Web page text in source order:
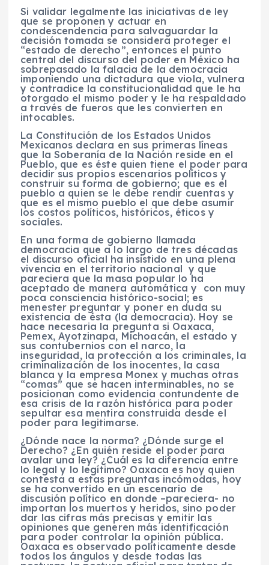
Si validar legalmente las iniciativas de ley
que se proponen y actuar en
condescendencia para salvaguardar la
decisión tomada se considera proteger el
“estado de derecho”, entonces el punto
central del discurso del poder en México ha
sobrepasado la falacia de la democracia
imponiendo una dictadura que viola, vulnera
y contradice la constitucionalidad que le ha
otorgado el mismo poder y le ha respaldado
a través de fueros que les convierten en
intocables.
La Constitución de los Estados Unidos
Mexicanos declara en sus primeras líneas
que la Soberanía de la Nación reside en el
Pueblo, que es éste quien tiene el poder para
decidir sus propios escenarios políticos y
construir su forma de gobierno; que es el
pueblo a quien se le debe rendir cuentas y
que es el mismo pueblo el que debe asumir
los costos políticos, históricos, éticos y
sociales.
En una forma de gobierno llamada
democracia que a lo largo de tres décadas
el discurso oficial ha insistido en una plena
vivencia en el territorio nacional y que
pareciera que la masa popular lo ha
aceptado de manera automática y con muy
poca consciencia histórico-social; es
menester preguntar y poner en duda su
existencia de ésta (la democracia). Hoy se
hace necesaria la pregunta si Oaxaca,
Pemex, Ayotzinapa, Michoacán, el estado y
sus contubernios con el narco, la
inseguridad, la protección a los criminales, la
criminalización de los inocentes, la casa
blanca y la empresa Monex y muchas otras
“comas” que se hacen interminables, no se
posicionan como evidencia contundente de
esa crisis de la razón histórica para poder
sepultar esa mentira construida desde el
poder para legitimarse.
¿Dónde nace la norma? ¿Dónde surge el
Derecho? ¿En quién reside el poder para
avalar una ley? ¿Cuál es la diferencia entre
lo legal y lo legítimo? Oaxaca es hoy quien
contesta a estas preguntas incómodas, hoy
se ha convertido en un escenario de
discusión político en donde –pareciera- no
importan los muertos y heridos, sino poder
dar las cifras más precisas y emitir las
opiniones que generen más identificación
para poder controlar la opinión pública.
Oaxaca es observado políticamente desde
todos los ángulos y desde todas las